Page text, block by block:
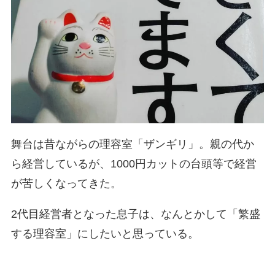
舞台は昔ながらの理容室「ザンギリ」。親の代か
ら経営しているが、1000円カットの台頭等で経営
が苦しくなってきた。
2代目経営者となった息子は、なんとかして「繁盛
する理容室」にしたいと思っている。